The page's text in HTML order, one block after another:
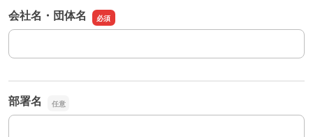
会社名・団体名
会社名・団体名
部署名
部署名